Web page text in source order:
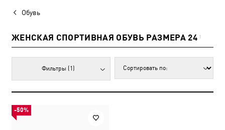
Обувь
ЖЕНСКАЯ СПОРТИВНАЯ ОБУВЬ РАЗМЕРА 24 1
Фильтры (1)
-50%